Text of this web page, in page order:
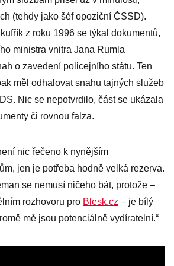
(tehdy jako šéf opoziční ČSSD).
z roku 1996 se týkal dokumentů,
ministra vnitra Jana Rumla
o zavedení policejního státu. Ten
měl odhalovat snahu tajných služeb
Nic se nepotvrdilo, část se ukázala
či rovnou falza.
nic řečeno k nynějším
jen je potřeba hodně velká rezerva.
se nemusí ničeho bát, protože –
rozhovoru pro Blesk.cz – je bílý
mě jsou potenciálně vydíratelní.“